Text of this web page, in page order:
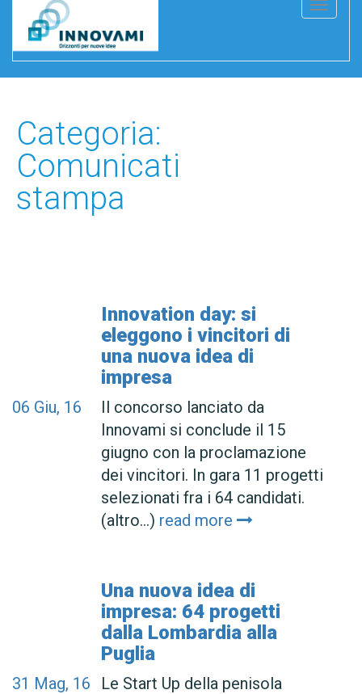
T
g
Categoria:
Comunicati
stampa
Innovation day: si
eleggono i vincitori di
una nuova idea di
impresa
06 Giu, 16
Il concorso lanciato da
Innovami si conclude il 15
giugno con la proclamazione
dei vincitori. In gara 11 progetti
selezionati fra i 64 candidati.
(altro…) read more
Una nuova idea di
impresa: 64 progetti
dalla Lombardia alla
Puglia
31 Mag, 16
Le Start Up della penisola